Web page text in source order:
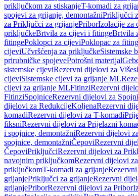
priključkom za stiskanjeT-komadi za
spojevi za grijanje, demontažniPriključci
za Priključci za grijanjePriborIzolacije za
priključkeBrtvila za cijevi i fitingeBrtvila
fitingePoklopci za cijeviPoklopac za
cijeviUčvršćenja za priključkeSistemske
prirubničke spojevePotrošni materijal
sistemske cijeviRezervni dijelovi za
cijeviSistemske cijevi za grijanje ML
cijevi za grijanje MLFitinziRezervni
FitinziSpojniceRezervni dijelovi za
dijelovi za RedukcijeKoljenaRezervni
komadiRezervni dijelovi za T-komadi
fiksniRezervni dijelovi za Prijelazni
i spojnice, demontažniRezervni dijelovi
spojnice, demontažniČepoviRezervni
ČepoviPriključciRezervni dijelovi za
navojnim priključkomRezervni dijelovi
priključkomT-komadi za grijanje
grijanjePriključci za grijanjeRezervni
grijanjePriborRezervni dijelovi za Pribor